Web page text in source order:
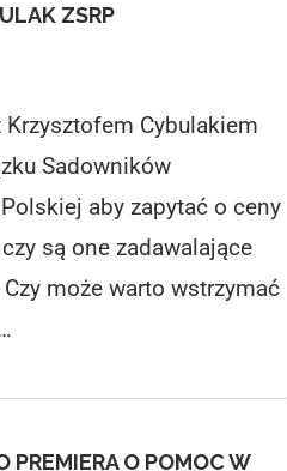
ZSRP
Cybulakiem
Sadowników
aby zapytać o ceny
są one zadawalające
może warto wstrzymać
PREMIERA O POMOC W